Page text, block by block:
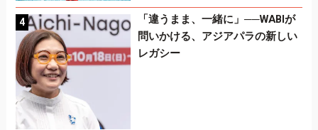
「違うまま、一緒に」──WABIが
問いかける、アジアパラの新しい
レガシー